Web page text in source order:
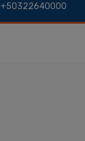
+50322640000